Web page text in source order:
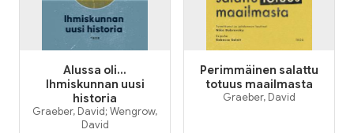
Alussa oli...
Ihmiskunnan uusi
historia
Graeber, David; Wengrow,
David
Perimmäinen salattu
totuus maailmasta
Graeber, David